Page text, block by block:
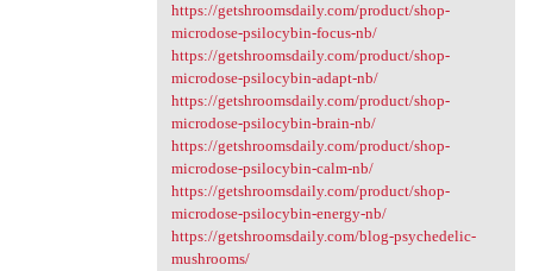
https://getshroomsdaily.com/product/shop-
microdose-psilocybin-focus-nb/
https://getshroomsdaily.com/product/shop-
microdose-psilocybin-adapt-nb/
https://getshroomsdaily.com/product/shop-
microdose-psilocybin-brain-nb/
https://getshroomsdaily.com/product/shop-
microdose-psilocybin-calm-nb/
https://getshroomsdaily.com/product/shop-
microdose-psilocybin-energy-nb/
https://getshroomsdaily.com/blog-psychedelic-
mushrooms/